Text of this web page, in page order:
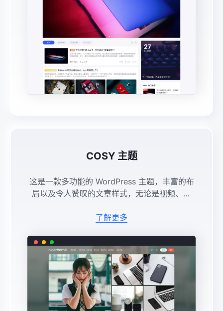
COSY 主题
这是一款多功能的 WordPress 主题，丰富的布
局以及令人赞叹的文章样式，无论是视频、文
式布局，自动适应手机、平板、电脑等设备。
了解更多